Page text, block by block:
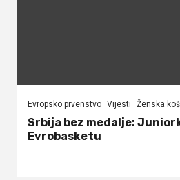
Evropsko prvenstvo Vijesti Ženska
Srbija bez medalje:
Evrobasketu